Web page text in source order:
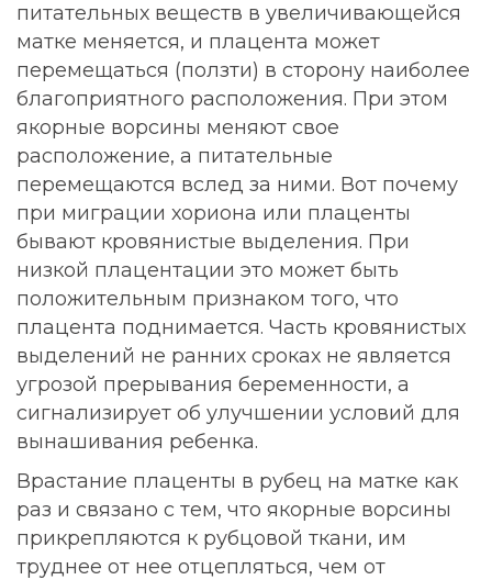
питательных веществ в увеличивающейся
матке меняется, и плацента может
перемещаться (ползти) в сторону наиболее
благоприятного расположения. При этом
якорные ворсины меняют свое
расположение, а питательные
перемещаются вслед за ними. Вот почему
при миграции хориона или плаценты
бывают кровянистые выделения. При
низкой плацентации это может быть
положительным признаком того, что
плацента поднимается. Часть кровянистых
выделений не ранних сроках не является
угрозой прерывания беременности, а
сигнализирует об улучшении условий для
вынашивания ребенка.
Врастание плаценты в рубец на матке как
раз и связано с тем, что якорные ворсины
прикрепляются к рубцовой ткани, им
труднее от нее отцепляться, чем от